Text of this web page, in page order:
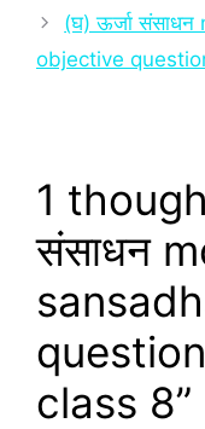
(घ) ऊर्जा
objective
1
संसाधन
class 8”